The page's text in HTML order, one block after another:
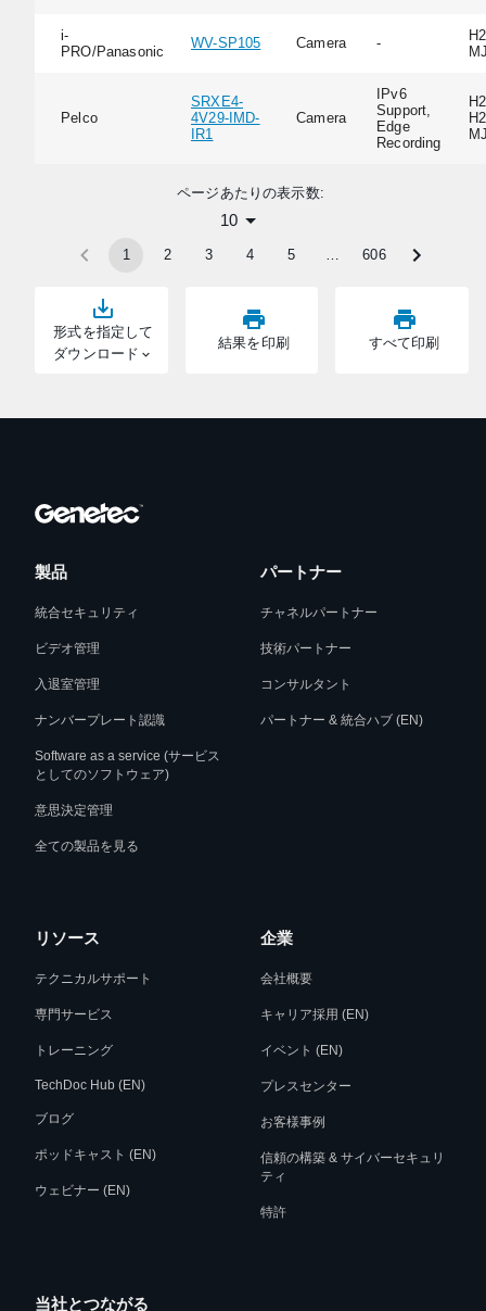
形式を指定して
ダウンロード
結果を印刷 すべて印刷
i-
PRO/Panasonic
WV-SP105 Camera -
Pelco
SRXE4-
4V29-IMD-
IR1
Camera
IPv6
Support,
Edge
Recording
ページあたりの表示数:
10
1 2 3 4 5 … 606
製品
統合セキュリティ
ビデオ管理
入退室管理
ナンバープレート認識
Software as a service (サービス
としてのソフトウェア)
意思決定管理
全ての製品を見る
パートナー
チャネルパートナー
技術パートナー
コンサルタント
パートナー & 統合ハブ (EN)
リソース
テクニカルサポート
専門サービス
トレーニング
TechDoc Hub (EN)
ブログ
ポッドキャスト (EN)
ウェビナー (EN)
企業
会社概要
キャリア採用 (EN)
イベント (EN)
プレスセンター
お客様事例
信頼の構築 & サイバーセキュリ
ティ
特許
当社とつながる